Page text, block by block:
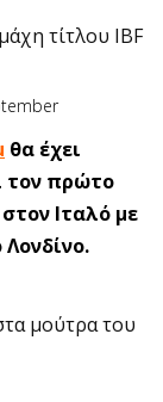
τίτλου IBF
θα έχει
τον πρώτο
Ιταλό με
μούτρα του